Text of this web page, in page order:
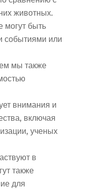
животных.
могут быть
событиями или
мы также
внимания и
включая
ученых
в
также
для